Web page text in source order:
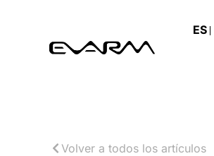
ES
Volver a todos los artículos